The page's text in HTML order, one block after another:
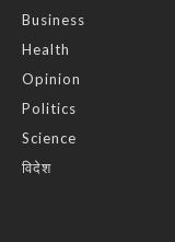
Business
Health
Opinion
Politics
Science
विदेश